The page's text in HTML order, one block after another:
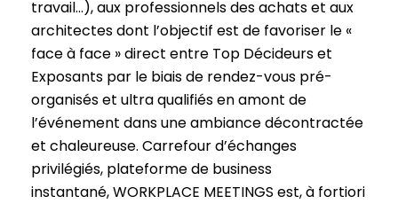
travail…), aux professionnels des achats et aux
architectes dont l’objectif est de favoriser le «
face à face » direct entre Top Décideurs et
Exposants par le biais de rendez-vous pré-
organisés et ultra qualifiés en amont de
l’événement dans une ambiance décontractée
et chaleureuse. Carrefour d’échanges
privilégiés, plateforme de business
instantané, WORKPLACE MEETINGS est, à fortiori